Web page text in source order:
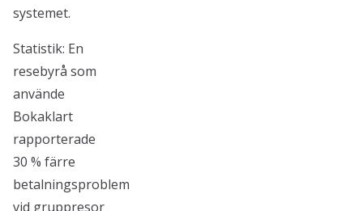
systemet.
Statistik: En
resebyrå som
använde
Bokaklart
rapporterade
30 % färre
betalningsproblem
vid gruppresor